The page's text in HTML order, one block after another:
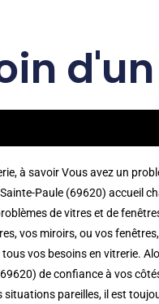
à savoir Vous avez un
Sainte-Paule (69620) accueil
de vitres et de
vos miroirs, ou vos
vos besoins en vitrerie.
de confiance à vos
situations pareilles, il est